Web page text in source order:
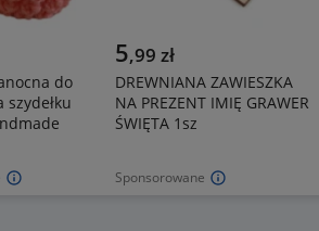
do
szydełku
Sponsorowane
5,99 zł
DREWNIANA ZAWIESZKA
NA PREZENT IMIĘ GRAWER
ŚWIĘTA 1sz